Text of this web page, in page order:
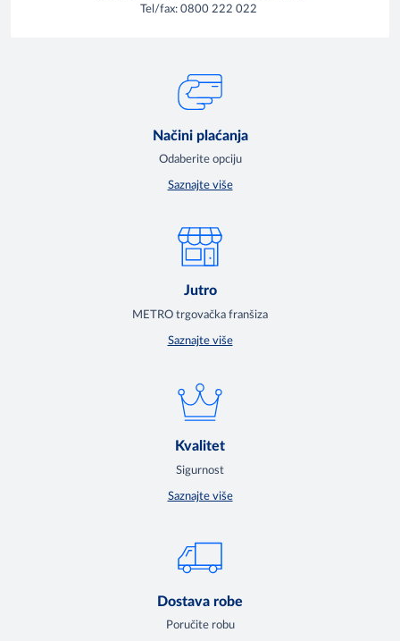
Tel/fax: 0800 222 022
Načini plaćanja
Odaberite opciju
Saznajte više
Jutro
METRO trgovačka franšiza
Saznajte više
Kvalitet
Sigurnost
Saznajte više
Dostava robe
Poručite robu